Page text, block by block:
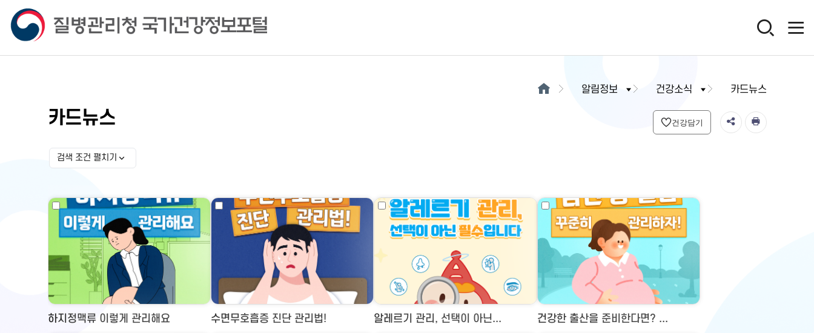
알림정보 건강소식 카드뉴스
카드뉴스 건강담기
검색 조건 선택
검색 조건 펼치기
하지정맥류 이렇게 관리해요 수면무호흡증 진단 관리법! 알레르기 관리, 선택이 아닌... 건강한 출산을 준비한다면? ...